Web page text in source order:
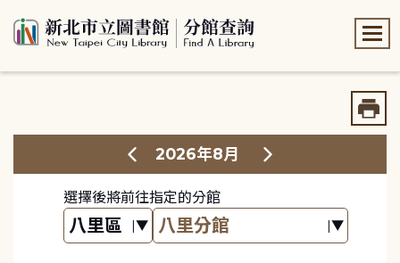
2026年8月
選擇後將前往指定的分館